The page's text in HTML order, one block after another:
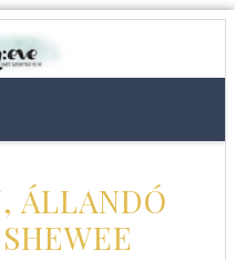
ÁLLANDÓ